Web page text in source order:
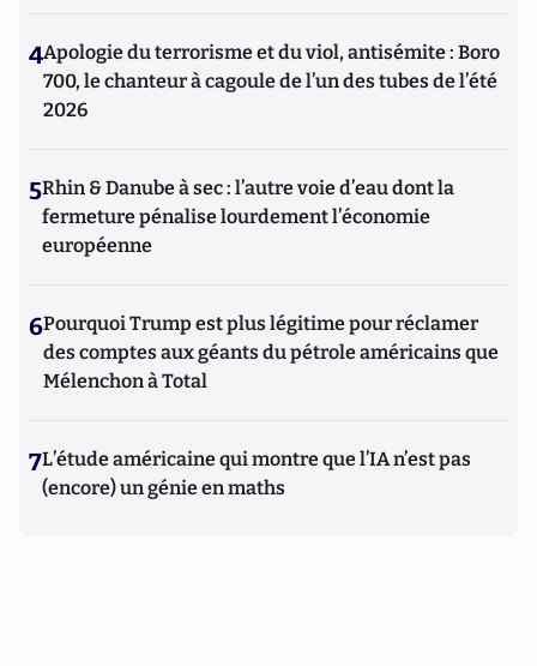
4Apologie du terrorisme et du viol, antisémite : Boro
700, le chanteur à cagoule de l’un des tubes de l’été
2026
5Rhin & Danube à sec : l’autre voie d’eau dont la
fermeture pénalise lourdement l’économie
européenne
6Pourquoi Trump est plus légitime pour réclamer
des comptes aux géants du pétrole américains que
Mélenchon à Total
7L’étude américaine qui montre que l’IA n’est pas
(encore) un génie en maths